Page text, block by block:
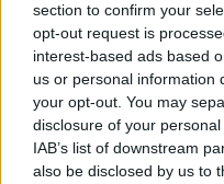
section to confirm your
opt-out request is
interest-based ads based
us or personal information
your opt-out. You may
disclosure of your
IAB’s list of downstream
also be disclosed by us to
#BÁTRAK FÖLDJE #
#KARAKTER # SZEREP